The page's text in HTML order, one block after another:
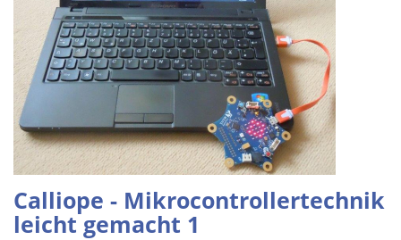
Calliope - Mikrocontrollertechnik
leicht gemacht 1